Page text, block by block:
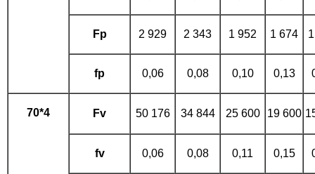
Fp 2 929 2 343 1 952 1 674
fp 0,06 0,08 0,10 0,13
70*4 Fv 50 176 34 844 25 600 19 600
fv 0,06 0,08 0,11 0,15